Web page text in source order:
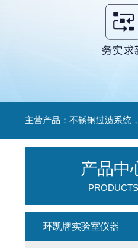
产品中
PRODUCTS
环凯牌实验室仪器